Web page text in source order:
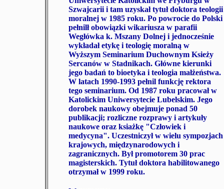
Szwajcarii i tam uzyskał tytuł doktora teologii
moralnej w 1985 roku. Po powrocie do Polski
pełnilł obowiązki wikariusza w parafii
Wegłówka k. Mszany Dolnej i jednocześnie
wykładał etykę i teologię moralną w
Wyższym Seminarium Duchownym Ksieży
Sercanów w Stadnikach. Główne kierunki
jego badań to bioetyka i teologia małżeństwa.
W latach 1990-1993 pełnil funkcję rektora
tego seminarium. Od 1987 roku pracował w
Katolickim Uniwersytecie Lubelskim. Jego
dorobek naukowy obejmuje ponad 50
publikacji; rozliczne rozprawy i artykuły
naukowe oraz ksiażkę "Człowiek i
medycyna". Uczestniczył w wielu sympozjach
krajowych, międzynarodowych i
zagranicznych. Był promotorem 30 prac
magisterskich. Tytuł doktora habilitowanego
otrzymał w 1999 roku.